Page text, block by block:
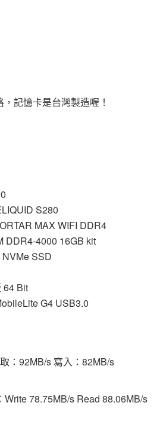
記憶卡是台灣製造喔！
S280
MAX WIFI DDR4
DDR4-4000 16GB kit
SSD
64 Bit
G4 USB3.0
：92MB/s 寫入：82MB/s
78.75MB/s Read 88.06MB/s